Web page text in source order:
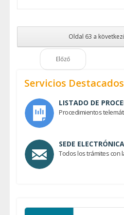
Oldal 63 a
Előző
Servicios Destacados
LISTADO DE
Procedimientos
SEDE ELECTRÓNICA
Todos los trámites con